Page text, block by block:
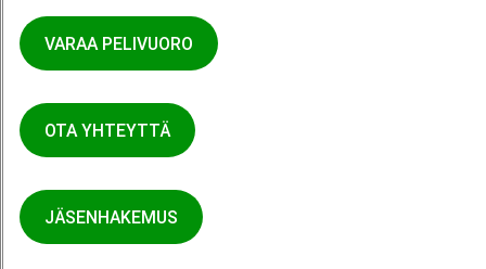
VARAA PELIVUORO
OTA YHTEYTTÄ
JÄSENHAKEMUS